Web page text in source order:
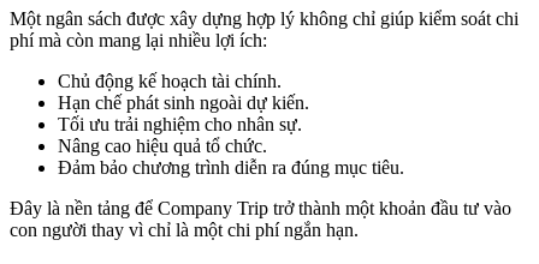
Một ngân sách được xây dựng hợp lý không chỉ giúp kiểm soát chi
phí mà còn mang lại nhiều lợi ích:
Chủ động kế hoạch tài chính.
Hạn chế phát sinh ngoài dự kiến.
Tối ưu trải nghiệm cho nhân sự.
Nâng cao hiệu quả tổ chức.
Đảm bảo chương trình diễn ra đúng mục tiêu.
Đây là nền tảng để Company Trip trở thành một khoản đầu tư vào
con người thay vì chỉ là một chi phí ngắn hạn.